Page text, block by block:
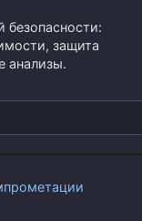
защита
анализы.